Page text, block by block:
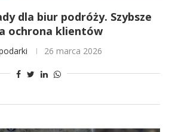
dla biur podróży. Szybsze
ochrona klientów
26 marca 2026